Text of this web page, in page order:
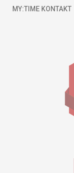
MY:TIME KONTAKT